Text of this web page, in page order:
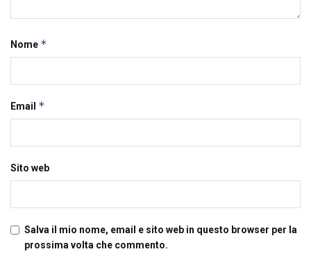
Nome *
Email *
Sito web
Salva il mio nome, email e sito web in questo browser per la
prossima volta che commento.